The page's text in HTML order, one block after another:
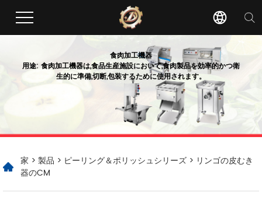
食肉加工機器
用途: 食肉加工機器は,食品生産施設において,食肉製品を効率的かつ衛
生的に準備,切断,包装するために使用されます。
家 > 製品 > ピーリング＆ポリッシュシリーズ > リンゴの皮むき
器のCM